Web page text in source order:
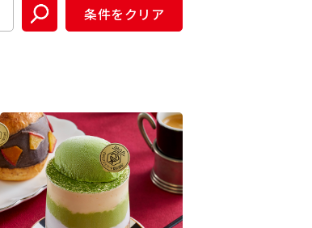
条件をクリア